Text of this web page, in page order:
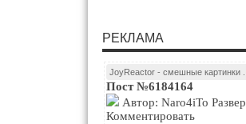
РЕКЛАМА
JoyReactor - смешные картинки ...
Пост №6184164
Комментировать